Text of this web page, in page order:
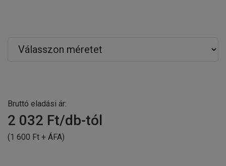
Bruttó eladási ár:
2 032 Ft/db-tól
(1 600 Ft + ÁFA)